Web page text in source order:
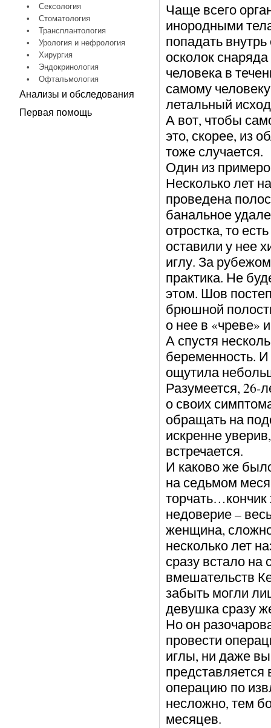
•
Сексология
•
Стоматология
•
Трансплантология
•
Урология и нефрология
•
Хирургия
•
Эндокринология
•
Офтальмология
Анализы и обследования
Первая помощь
Чаще всего
инородными
попадать внутрь
осколок
человека в
самому
летальный
А вот, чтобы
это, скорее, из
тоже случается.
Один из
Несколько лет
проведена
банальное
отростка, то
оставили у нее
иглу. За
практика. Не
этом. Шов
брюшной
о нее в «чреве»
А спустя
беременность. И
ощутила
Разумеется, 26-
о своих
обращать на
искренне
встречается.
И каково же
на седьмом
торчать…кончик
недоверие –
женщина,
несколько лет
сразу встало
вмешательств
забыть могли
девушка сразу
Но он
провести
иглы, ни даже
операцию по
несложно, тем
месяцев.